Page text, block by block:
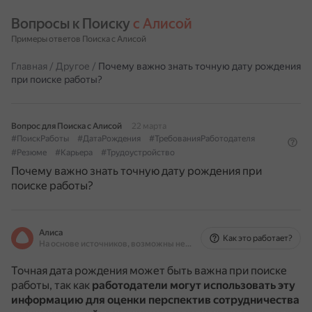
Вопросы к Поиску с Алисой
Примеры ответов Поиска с Алисой
Главная / Другое / Почему важно знать точную дату рождения
при поиске работы?
Вопрос для Поиска с Алисой
22 марта
#ПоискРаботы
#ДатаРождения
#ТребованияРаботодателя
#Резюме
#Карьера #Трудоустройство
Почему важно знать точную дату рождения при
поиске работы?
Алиса
На основе источников, возможны неточности
Как это работает?
Точная дата рождения может быть важна при поиске
работы, так как работодатели могут использовать эту
информацию для оценки перспектив сотрудничества